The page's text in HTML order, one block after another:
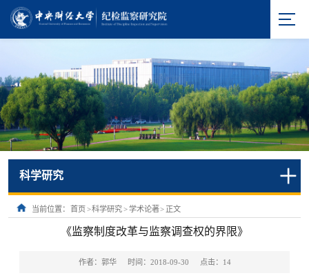
科学研究
当前位置： 首页 >科学研究>学术论著> 正文
《监察制度改革与监察调查权的界限》
作者：郭华 时间：2018-09-30 点击： 14